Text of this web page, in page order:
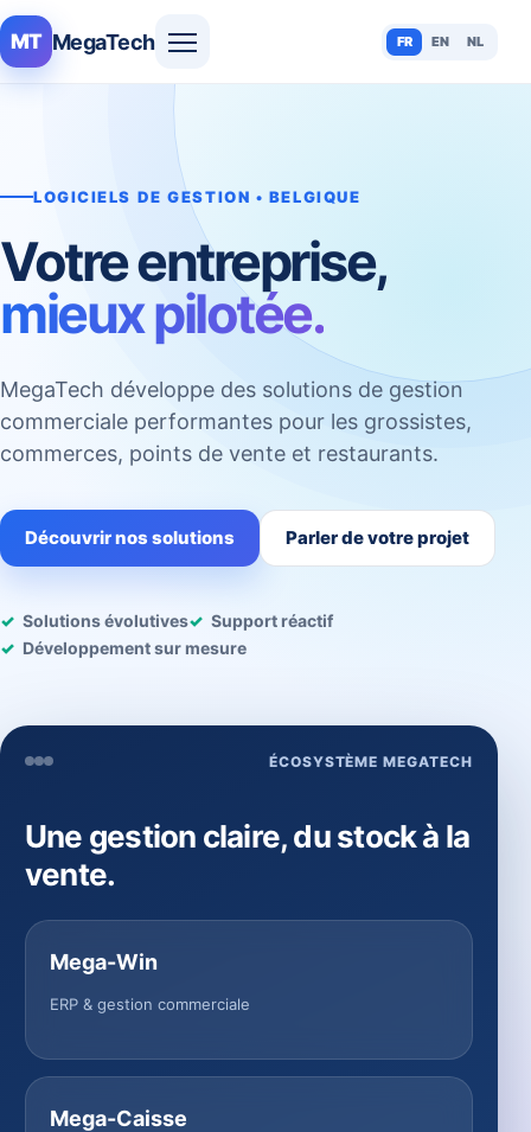
MT MegaTech FR EN NL
LOGICIELS DE GESTION • BELGIQUE
Votre entreprise,
mieux pilotée.
MegaTech développe des solutions de gestion
commerciale performantes pour les grossistes,
commerces, points de vente et restaurants.
Découvrir nos solutions Parler de votre projet
Solutions évolutives
Support réactif
Développement sur mesure
ÉCOSYSTÈME MEGATECH
Une gestion claire, du stock à la
vente.
Mega-Win
ERP & gestion commerciale
Mega-Caisse